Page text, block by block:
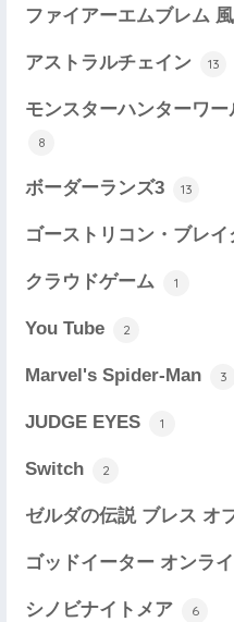
ファイアーエムブレム
アストラルチェイン 13
モンスターハンターワ
8
ボーダーランズ3 13
ゴーストリコン・ブレイ
クラウドゲーム 1
You Tube 2
Marvel's Spider-Man 3
JUDGE EYES 1
Switch 2
ゼルダの伝説 ブレス オ
ゴッドイーター オンラ
シノビナイトメア 6